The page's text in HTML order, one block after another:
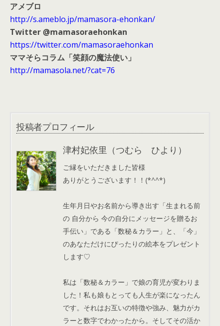
アメブロ
http://s.ameblo.jp/mamasora-ehonkan/
Twitter @mamasoraehonkan
https://twitter.com/mamasoraehonkan
ママそらコラム「笑顔の魔法使い」
http://mamasola.net/?cat=76
投稿者プロフィール
津村妃依里（つむら ひより）
ご縁をいただきました皆様
ありがとうございます！！(*^^*)
生年月日やお名前から導き出す「生まれる前
の 自分から 今の自分にメッセージを贈るお
手伝い」である「数秘＆カラー」と、「今」
のあなただけにぴったりの絵本をプレゼント
します♡
私は「数秘＆カラー」で娘の育児が変わりま
した！私も娘もとっても人生が楽になったん
です。それはお互いの特徴や強み、魅力がカ
ラーと数字でわかったから。そしてその活か